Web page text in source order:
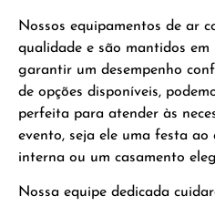
Nossos equipamentos de ar
qualidade e são mantidos
garantir um desempenho
de opções disponíveis,
perfeita para atender às
evento, seja ele uma festa
interna ou um casamento
Nossa equipe dedicada